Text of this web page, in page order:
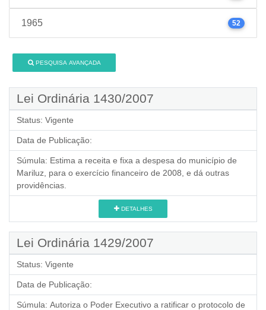
1965 52
PESQUISA AVANÇADA
Lei Ordinária 1430/2007
Status: Vigente
Data de Publicação:
Súmula: Estima a receita e fixa a despesa do município de
Mariluz, para o exercício financeiro de 2008, e dá outras
providências.
DETALHES
Lei Ordinária 1429/2007
Status: Vigente
Data de Publicação:
Súmula: Autoriza o Poder Executivo a ratificar o protocolo de